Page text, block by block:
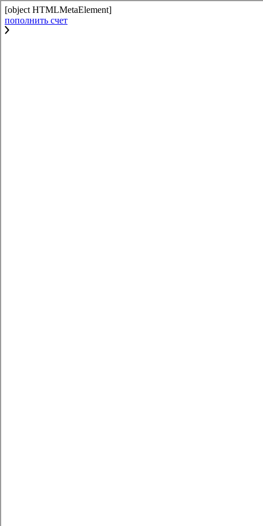
[object HTMLMetaElement]
пополнить счет